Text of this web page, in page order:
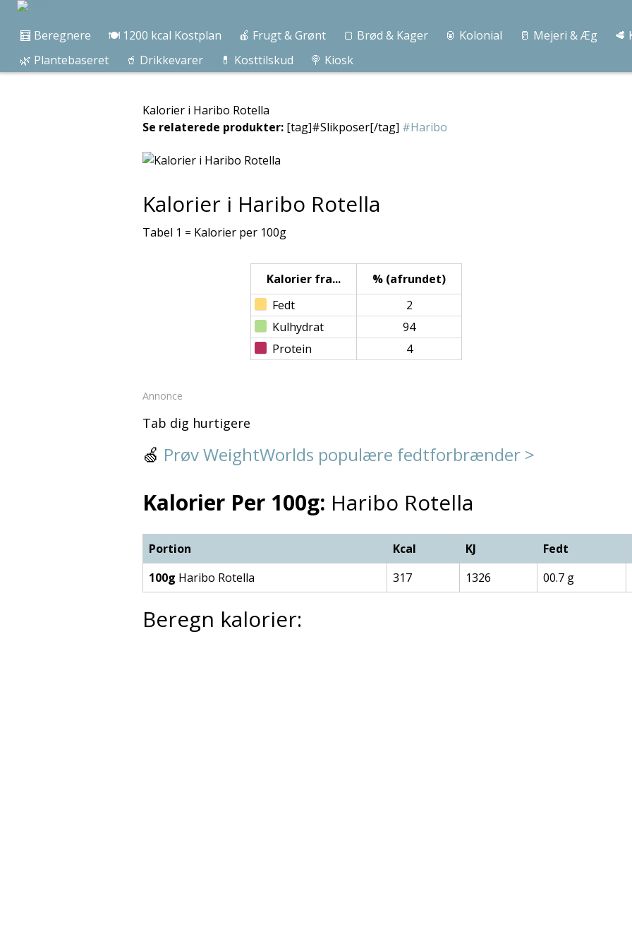
🧮 Beregnere 🍽️ 1200 kcal Kostplan 🍎 Frugt & Grønt 🍞 Brød & Kager 🥫 Kolonial 🥛 Mejeri & Æg 🥩
🌿 Plantebaseret
🥤 Drikkevarer 💊 Kosttilskud 🍭 Kiosk
Kalorier i Haribo Rotella
Se relaterede produkter: [tag]#Slikposer[/tag] #Haribo
Kalorier i Haribo Rotella
Tabel 1 = Kalorier per 100g
Kalorier fra...
% (afrundet)
Fedt
2
Kulhydrat
94
Protein
4
Annonce
Tab dig hurtigere
🍏 Prøv WeightWorlds populære fedtforbrænder >
Kalorier Per 100g: Haribo Rotella
Portion Kcal KJ Fedt
100g Haribo Rotella 317 1326 00.7 g
Beregn kalorier: